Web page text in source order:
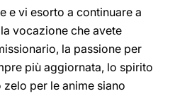
e vi esorto a continuare a
vocazione che avete
la passione per
più aggiornata, lo spirito
per le anime siano